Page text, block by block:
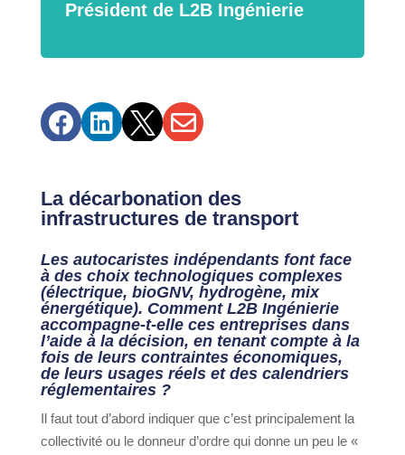
Président de L2B Ingénierie
   
La décarbonation des
infrastructures de transport
Les autocaristes indépendants font face
à des choix technologiques complexes
(électrique, bioGNV, hydrogène, mix
énergétique). Comment L2B Ingénierie
accompagne-t-elle ces entreprises dans
l’aide à la décision, en tenant compte à la
fois de leurs contraintes économiques,
de leurs usages réels et des calendriers
réglementaires ?
Il faut tout d’abord indiquer que c’est principalement la
collectivité ou le donneur d’ordre qui donne un peu le «